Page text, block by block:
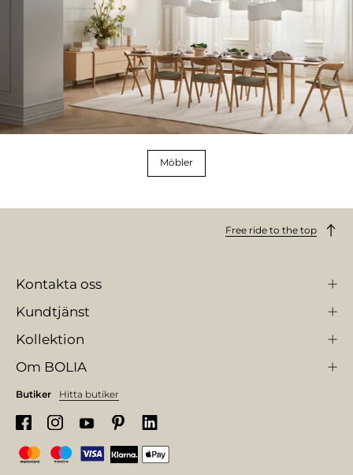
Möbler
Free ride to the top
Kontakta oss
Kundtjänst
Kollektion
Om BOLIA
Butiker Hitta butiker